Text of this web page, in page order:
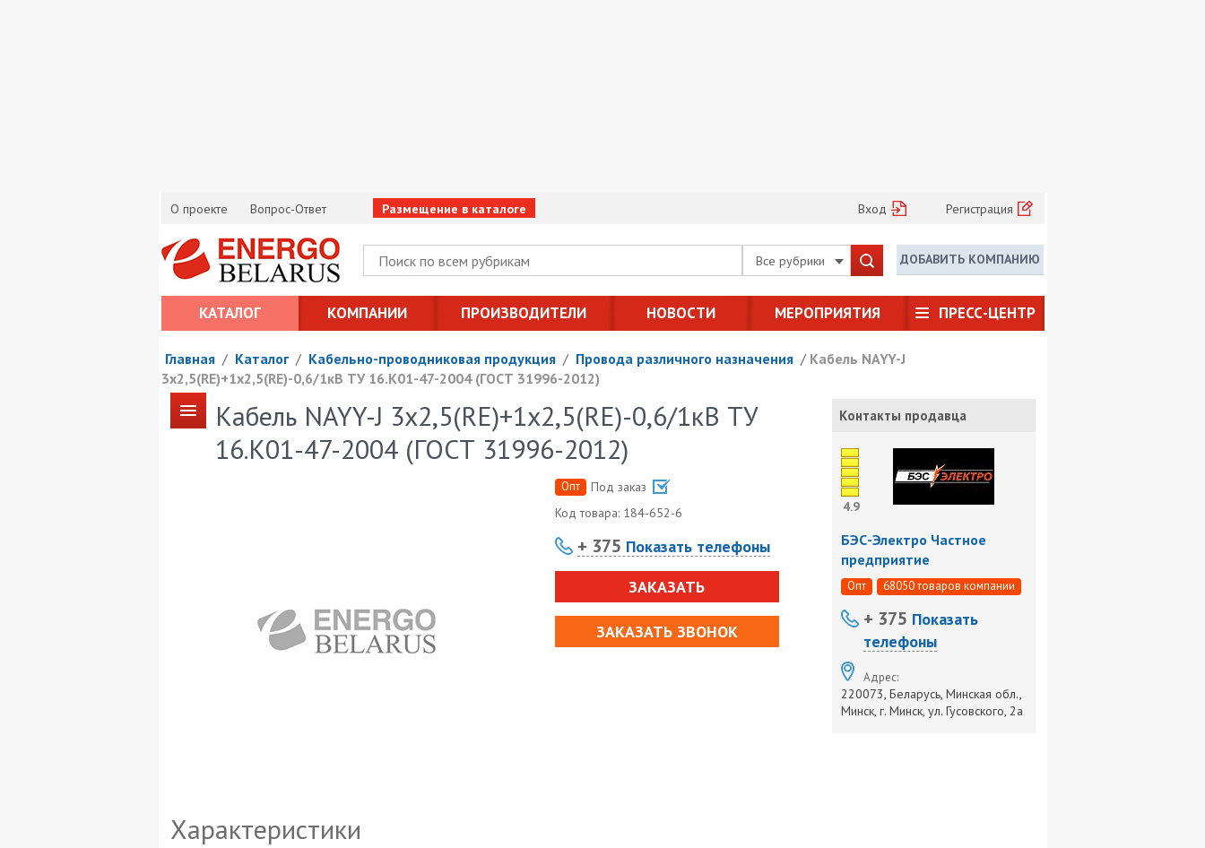
О проекте Вопрос-Ответ Размещение в каталоге Вход Регистрация
Все рубрики ДОБАВИТЬ КОМПАНИЮ
КАТАЛОГ КОМПАНИИ ПРОИЗВОДИТЕЛИ НОВОСТИ МЕРОПРИЯТИЯ ПРЕСС-ЦЕНТР
Главная / Каталог / Кабельно-проводниковая продукция / Провода различного назначения / Кабель NAYY-J
3х2,5(RE)+1х2,5(RE)-0,6/1кВ ТУ 16.К01-47-2004 (ГОСТ 31996-2012)
Кабель NAYY-J 3х2,5(RE)+1х2,5(RE)-0,6/1кВ ТУ
16.К01-47-2004 (ГОСТ 31996-2012)
Опт
Под заказ
Код товара: 184-652-6
+ 375 Показать телефоны
ЗАКАЗАТЬ
ЗАКАЗАТЬ ЗВОНОК
Характеристики
Контакты продавца
4.9
БЭС-Электро Частное
предприятие
Опт 68050 товаров компании
+ 375 Показать
телефоны
Адрес:
220073, Беларусь, Минская обл.,
Минск, г. Минск, ул. Гусовского, 2а